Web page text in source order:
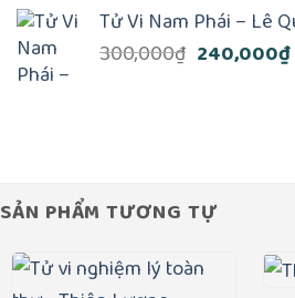
là:
150,000₫.là:
Tử Vi Nam Phái – Lê
300,000₫ Giá
240,000₫
SẢN PHẨM TƯƠNG TỰ